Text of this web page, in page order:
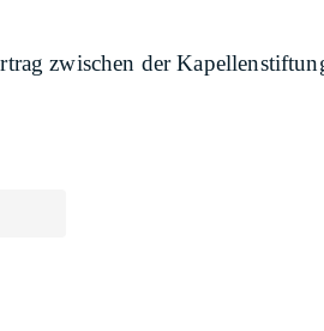
zwischen der